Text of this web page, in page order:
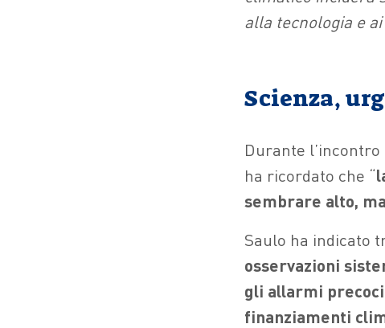
alla tecnologia e
Scienza,
Durante
ha ricordato che “
sembrare alto,
Saulo ha indicato
osservazioni
gli allarmi
finanziamenti